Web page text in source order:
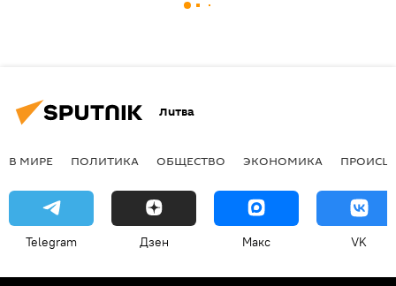
Литва
В МИРЕ ПОЛИТИКА ОБЩЕСТВО ЭКОНОМИКА
Telegram Дзен Макс VK